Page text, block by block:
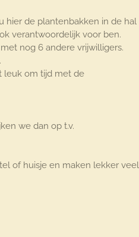
hier de plantenbakken in de hal
verantwoordelijk voor ben.
nog 6 andere vrijwilligers.
leuk om tijd met de
we dan op t.v.
of huisje en maken lekker veel